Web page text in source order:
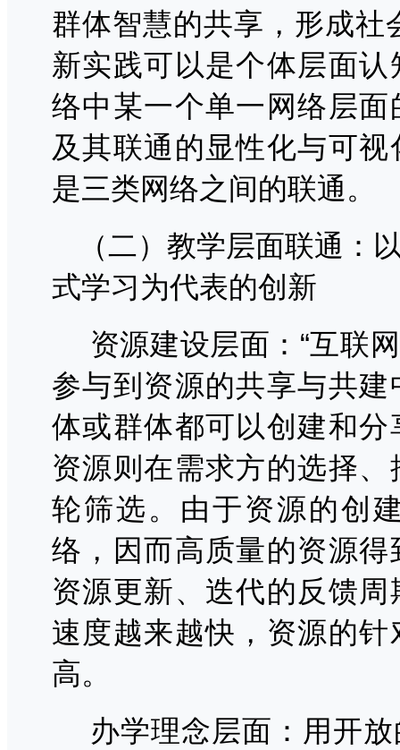
群体智慧的共享，形成社
新实践可以是个体层面
络中某一个单一网络层
及其联通的显性化与可
是三类网络之间的联通。
（二）教学层面联通：
式学习为代表的创新
资源建设层面：“互联网
参与到资源的共享与共
体或群体都可以创建和
资源则在需求方的选择
轮筛选。由于资源的创
络，因而高质量的资源
资源更新、迭代的反馈
速度越来越快，资源的
高。
办学理念层面：用开